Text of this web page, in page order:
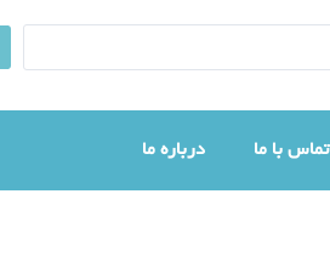
تماس با ما درباره ما